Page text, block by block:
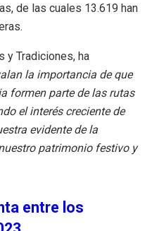
de las cuales 13.619 han
y Tradiciones, ha
la importancia de que
formen parte de las rutas
el interés creciente de
evidente de la
patrimonio festivo y
entre los